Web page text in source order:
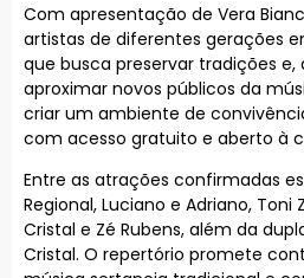
Com apresentação de Vera
artistas de diferentes gerações
que busca preservar tradições
aproximar novos públicos da
criar um ambiente de
com acesso gratuito e aberto à
Entre as atrações confirmadas
Regional, Luciano e Adriano, Toni
Cristal e Zé Rubens, além da
Cristal. O repertório promete